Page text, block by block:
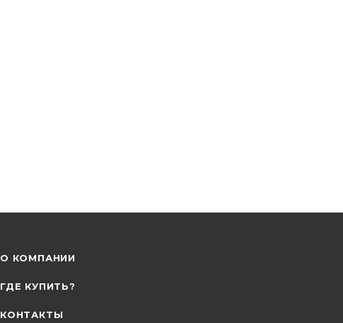
О КОМПАНИИ
ГДЕ КУПИТЬ?
КОНТАКТЫ